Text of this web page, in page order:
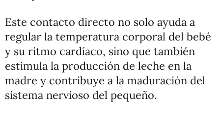
Este contacto directo no solo ayuda a
regular la temperatura corporal del bebé
y su ritmo cardíaco, sino que también
estimula la producción de leche en la
madre y contribuye a la maduración del
sistema nervioso del pequeño.